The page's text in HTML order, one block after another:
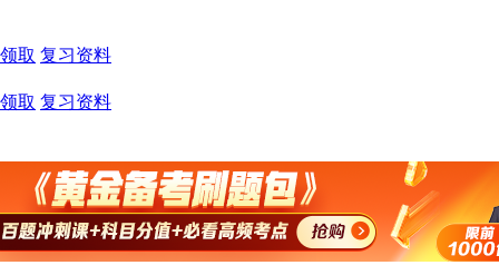
取 复习资料
取 复习资料